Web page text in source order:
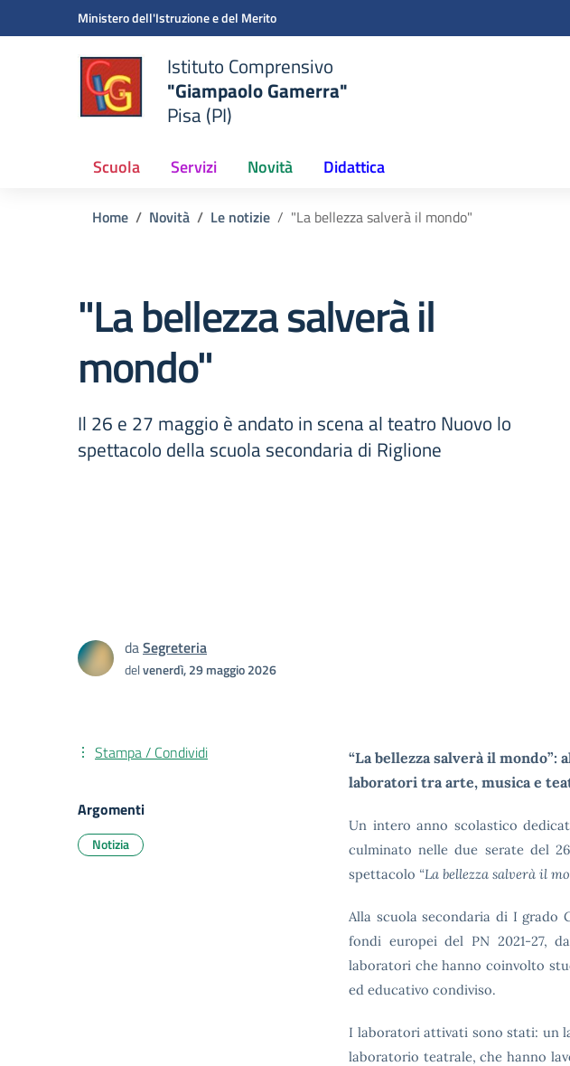
Vai ai contenuti
Vai al menu di navigazioneMinistero dell'Istruzione e del Merito
Istituto Comprensivo
"Giampaolo Gamerra"
Pisa (PI)
Scuola Servizi Novità Didattica
Home Novità Le notizie "La bellezza salverà il mondo"
"La bellezza salverà il
mondo"
Il 26 e 27 maggio è andato in scena al teatro Nuovo lo
spettacolo della scuola secondaria di Riglione
daSegreteria
delvenerdì, 29 maggio 2026
“La bellezza salverà il mondo”:
laboratori tra arte, musica e
Un intero anno scolastico
culminato nelle due serate del
spettacolo “La bellezza salverà il
Alla scuola secondaria di I grado
fondi europei del PN 2021-27,
laboratori che hanno coinvolto
ed educativo condiviso.
I laboratori attivati sono stati: un
laboratorio teatrale, che hanno
Stampa / Condividi
Argomenti
Notizia